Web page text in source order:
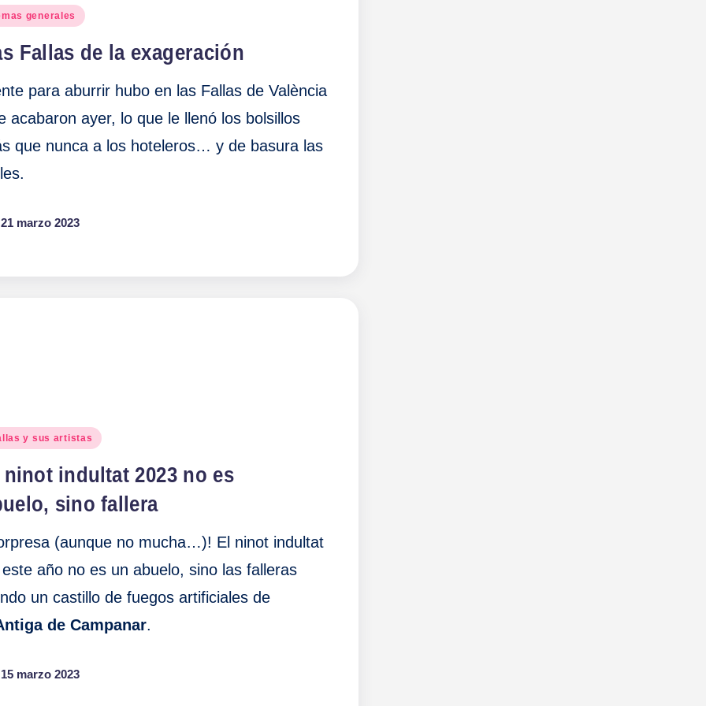
generales
Fallas de la exageración
para aburrir hubo en las Fallas de València
acabaron ayer, lo que le llenó los bolsillos
que nunca a los hoteleros… y de basura las
21 marzo 2023
y sus artistas
ninot indultat 2023 no es
sino fallera
(aunque no mucha…)! El ninot indultat
año no es un abuelo, sino las falleras
un castillo de fuegos artificiales de
de Campanar.
15 marzo 2023